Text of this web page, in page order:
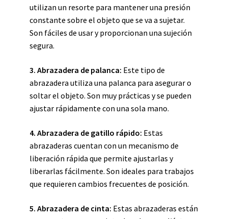
utilizan un resorte para mantener una presión
constante sobre el objeto que se va a sujetar.
Son fáciles de usar y proporcionan una sujeción
segura.
3. Abrazadera de palanca: Este tipo de
abrazadera utiliza una palanca para asegurar o
soltar el objeto. Son muy prácticas y se pueden
ajustar rápidamente con una sola mano.
4. Abrazadera de gatillo rápido: Estas
abrazaderas cuentan con un mecanismo de
liberación rápida que permite ajustarlas y
liberarlas fácilmente. Son ideales para trabajos
que requieren cambios frecuentes de posición.
5. Abrazadera de cinta: Estas abrazaderas están